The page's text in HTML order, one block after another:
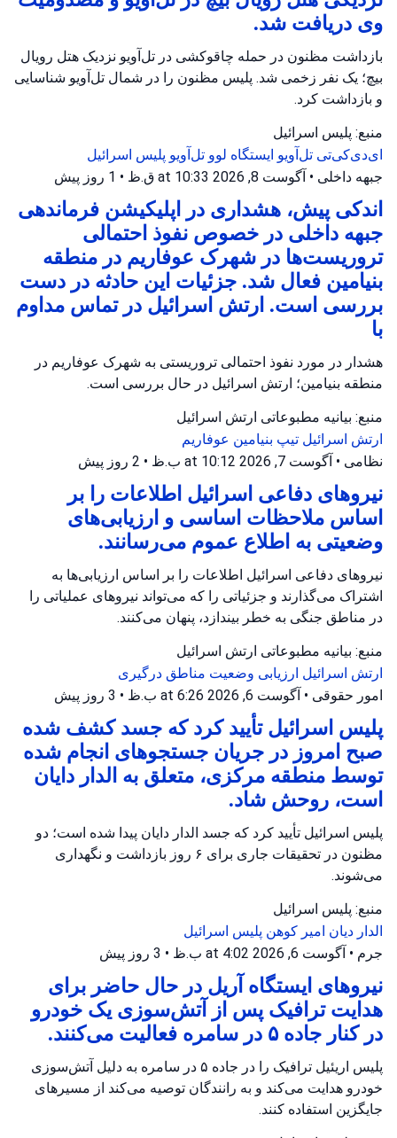
وی دریافت شد.
بازداشت مظنون در حمله چاقوکشی در تل‌آویو نزدیک هتل رویال
بیچ؛ یک نفر زخمی شد. پلیس مظنون را در شمال تل‌آویو شناسایی
و بازداشت کرد.
منبع: پلیس اسرائیل
ای‌دی‌کی‌تی تل‌آویو ایستگاه لوو تل‌آویو پلیس اسرائیل
جبهه داخلی • آگوست 8, 2026 at 10:33 ق.ظ • 1 روز پیش
اندکی پیش، هشداری در اپلیکیشن فرماندهی
جبهه داخلی در خصوص نفوذ احتمالی
تروریست‌ها در شهرک عوفاریم در منطقه
بنیامین فعال شد. جزئیات این حادثه در دست
بررسی است. ارتش اسرائیل در تماس مداوم
با
هشدار در مورد نفوذ احتمالی تروریستی به شهرک عوفاریم در
منطقه بنیامین؛ ارتش اسرائیل در حال بررسی است.
منبع: بیانیه مطبوعاتی ارتش اسرائیل
ارتش اسرائیل تیپ بنیامین عوفاریم
نظامی • آگوست 7, 2026 at 10:12 ب.ظ • 2 روز پیش
نیروهای دفاعی اسرائیل اطلاعات را بر
اساس ملاحظات اساسی و ارزیابی‌های
وضعیتی به اطلاع عموم می‌رسانند.
نیروهای دفاعی اسرائیل اطلاعات را بر اساس ارزیابی‌ها به
اشتراک می‌گذارند و جزئیاتی را که می‌تواند نیروهای عملیاتی را
در مناطق جنگی به خطر بیندازد، پنهان می‌کنند.
منبع: بیانیه مطبوعاتی ارتش اسرائیل
ارتش اسرائیل ارزیابی وضعیت مناطق درگیری
امور حقوقی • آگوست 6, 2026 at 6:26 ب.ظ • 3 روز پیش
پلیس اسرائیل تأیید کرد که جسد کشف شده
صبح امروز در جریان جستجوهای انجام شده
توسط منطقه مرکزی، متعلق به الدار دایان
است، روحش شاد.
پلیس اسرائیل تأیید کرد که جسد الدار دایان پیدا شده است؛ دو
مظنون در تحقیقات جاری برای ۶ روز بازداشت و نگهداری
می‌شوند.
منبع: پلیس اسرائیل
الدار دیان امیر کوهن پلیس اسرائیل
جرم • آگوست 6, 2026 at 4:02 ب.ظ • 3 روز پیش
نیروهای ایستگاه آریل در حال حاضر برای
هدایت ترافیک پس از آتش‌سوزی یک خودرو
در کنار جاده ۵ در سامره فعالیت می‌کنند.
پلیس اریئیل ترافیک را در جاده ۵ در سامره به دلیل آتش‌سوزی
خودرو هدایت می‌کند و به رانندگان توصیه می‌کند از مسیرهای
جایگزین استفاده کنند.